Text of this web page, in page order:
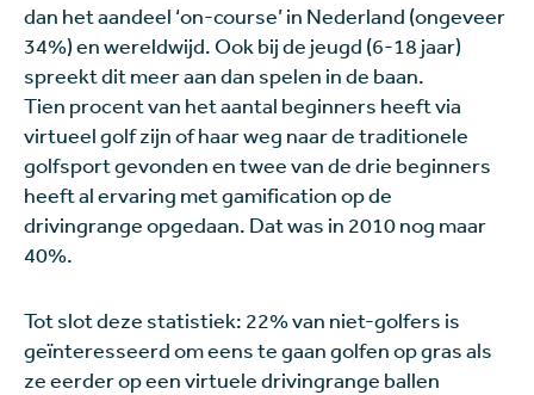
dan het aandeel ‘on-course’ in Nederland (ongeveer
34%) en wereldwijd. Ook bij de jeugd (6-18 jaar)
spreekt dit meer aan dan spelen in de baan.
Tien procent van het aantal beginners heeft via
virtueel golf zijn of haar weg naar de traditionele
golfsport gevonden en twee van de drie beginners
heeft al ervaring met gamification op de
drivingrange opgedaan. Dat was in 2010 nog maar
40%.
Tot slot deze statistiek: 22% van niet-golfers is
geïnteresseerd om eens te gaan golfen op gras als
ze eerder op een virtuele drivingrange ballen